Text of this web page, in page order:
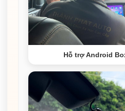
Hỗ trợ Android